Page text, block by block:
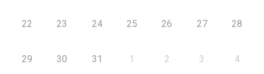
22 23 24 25 26 27 28
29 30 31 1 2 3 4